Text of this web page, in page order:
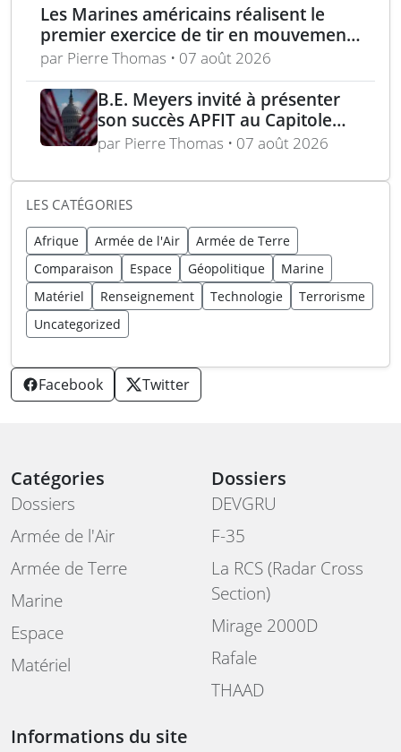
Les Marines américains réalisent le
premier exercice de tir en mouvement
avec tir de couverture à Okinawa
par Pierre Thomas • 07 août 2026
B.E. Meyers invité à présenter
son succès APFIT au Capitole
devant le Congrès et le
Pentagone
par Pierre Thomas • 07 août 2026
LES CATÉGORIES
Afrique Armée de l'Air
Armée de Terre
Comparaison
Espace Géopolitique
Marine
Matériel
Renseignement Technologie
Terrorisme
Uncategorized
Facebook Twitter
Catégories
Dossiers
Armée de l'Air
Armée de Terre
Marine
Espace
Matériel
Dossiers
DEVGRU
F-35
La RCS (Radar Cross
Section)
Mirage 2000D
Rafale
THAAD
Informations du site